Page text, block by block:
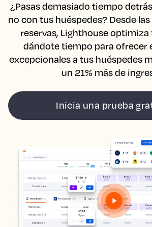
¿Pasas demasiado tiempo
no con tus huéspedes? Desde
reservas, Lighthouse optimiza
dándote tiempo para ofrecer
excepcionales a tus huéspedes
un 21% más de
Inicia una prueba